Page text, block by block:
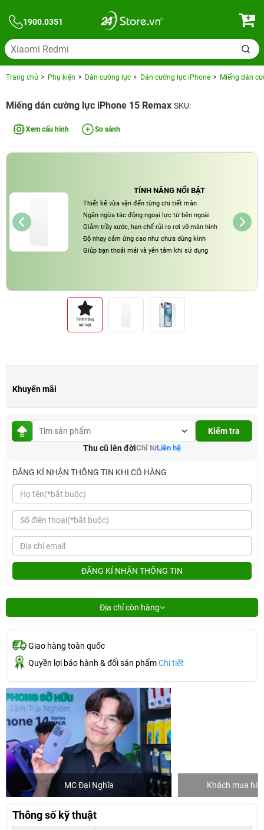
1900.0351
Trang chủ Phụ kiện Dán cường lực Dán cường lực iPhone Miếng dán
Miếng dán cường lực iPhone 15 Remax SKU:
Xem cấu hình So sánh
TÍNH NĂNG NỔI BẬT
Thiết kế vừa vặn đến từng chi tiết màn
Ngăn ngừa tác động ngoại lực từ bên ngoài
Giảm trầy xước, hạn chế rủi ro rơi vỡ màn hình
Độ nhạy cảm ứng cao như chưa dùng kính
Giúp bạn thoải mái và yên tâm khi sử dụng
Khuyến mãi
Kiểm tra
Thu cũ lên đờiChỉ từLiên hệ
ĐĂNG KÍ NHẬN THÔNG TIN KHI CÓ HÀNG
ĐĂNG KÍ NHẬN THÔNG TIN
Địa chỉ còn hàng
Giao hàng toàn quốc
Quyền lợi bảo hành & đổi sản phẩmChi tiết
MC Đại Nghĩa Khách mua
Thông số kỹ thuật